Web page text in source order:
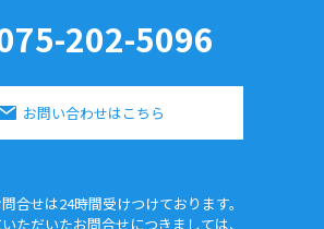
202-5096
お問い合わせはこちら
合せは24時間受けつけております。
ただいたお問合せにつきましては、